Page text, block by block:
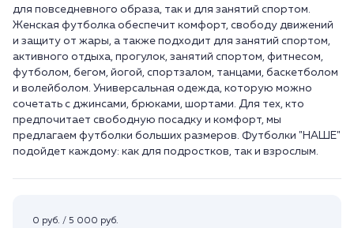
для повседневного образа, так и для занятий спортом.
Женская футболка обеспечит комфорт, свободу движений
и защиту от жары, а также подходит для занятий спортом,
активного отдыха, прогулок, занятий спортом, фитнесом,
футболом, бегом, йогой, спортзалом, танцами, баскетболом
и волейболом. Универсальная одежда, которую можно
сочетать с джинсами, брюками, шортами. Для тех, кто
предпочитает свободную посадку и комфорт, мы
предлагаем футболки больших размеров. Футболки "НАШЕ"
0 руб. / 5 000 руб.